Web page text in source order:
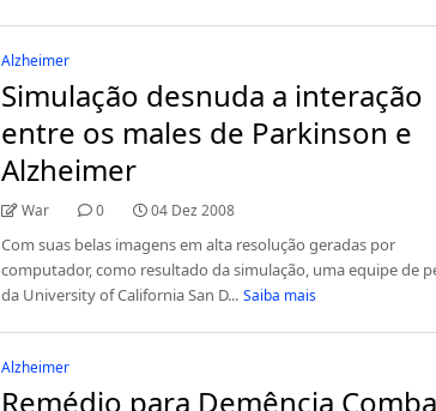
Alzheimer
Simulação desnuda a interação
entre os males de Parkinson e
Alzheimer
War 0 04 Dez 2008
Com suas belas imagens em alta resolução geradas por
computador, como resultado da simulação, uma equipe de
da University of California San D... Saiba mais
Alzheimer
Remédio para Demência